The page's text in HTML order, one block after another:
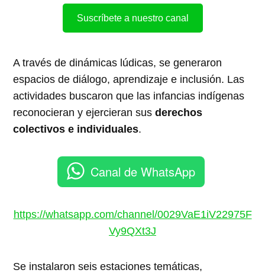
Suscríbete a nuestro canal
A través de dinámicas lúdicas, se generaron
espacios de diálogo, aprendizaje e inclusión. Las
actividades buscaron que las infancias indígenas
reconocieran y ejercieran susderechos
colectivos e individuales.
Canal de WhatsApp
https://whatsapp.com/channel/0029VaE1iV22975F
Vy9QXt3J
Se instalaron seis estaciones temáticas,